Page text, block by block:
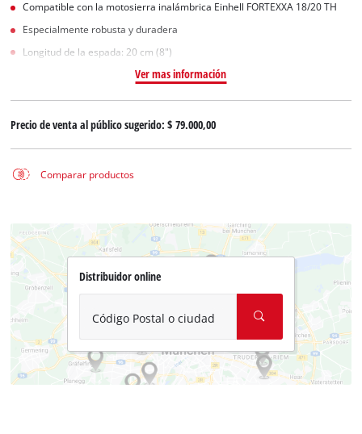
Compatible con la motosierra inalámbrica Einhell FORTEXXA 18/20 TH
Especialmente robusta y duradera
Longitud de la espada: 20 cm (8")
Ver mas información
Precio de venta al público sugerido:$ 79.000,00
Comparar productos
Distribuidor online
Código Postal o ciudad